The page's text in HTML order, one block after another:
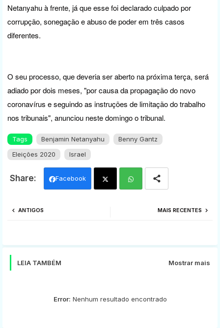
Netanyahu à frente, já que esse foi declarado culpado por
corrupção, sonegação e abuso de poder em três casos
diferentes.
O seu processo, que deveria ser aberto na próxima terça, será
adiado por dois meses, "por causa da propagação do novo
coronavírus e seguindo as instruções de limitação do trabalho
nos tribunais", anunciou neste domingo o tribunal.
Tags Benjamin Netanyahu
Benny Gantz
Eleições 2020
Israel
Facebook
MAIS RECENTES
ANTIGOS
LEIA TAMBÉM Mostrar mais
Error: Nenhum resultado encontrado